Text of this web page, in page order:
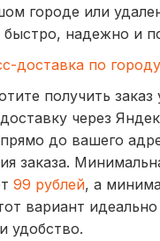
городе или
быстро, надежно и
доставка по
получить
через
до вашего
заказа.
99 рублей, а
вариант
удобство.